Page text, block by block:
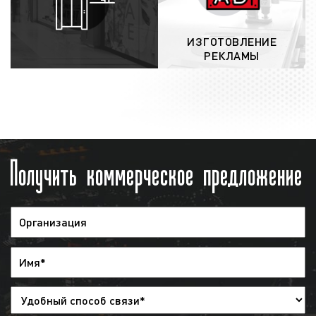
направляется заказчику по электронной
почте, а оригиналы – по почте России или
выход рекламы на радио:после
заключения договора и проведения
можно за 2 дня до начала размещения
рекламы. При необходимости заказчик
может дать распоряжения, чтобы
рекламный ролик был снят с эфира, но
денежные средства при этом заказчику
не возвращаются;
предоставление отчета: после окончания
предоставляется отчет. Указанный отчет
справки. Также в качестве
ИЗГОТОВЛЕНИЕ
РЕКЛАМЫ
Получить коммерческое предложение